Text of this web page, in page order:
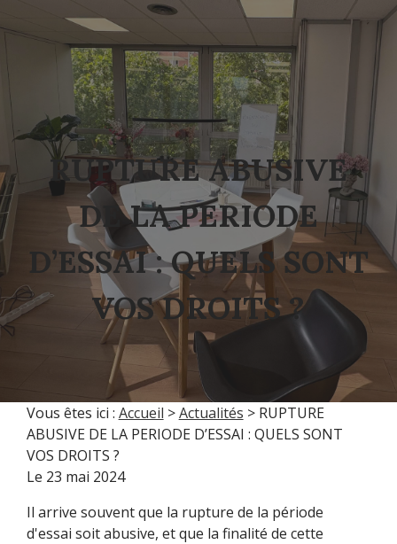
RUPTURE ABUSIVE
DE LA PERIODE
D’ESSAI : QUELS SONT
VOS DROITS ?
Vous êtes ici : Accueil >Actualités > RUPTURE
ABUSIVE DE LA PERIODE D’ESSAI : QUELS SONT
VOS DROITS ?
Le 23 mai 2024
Il arrive souvent que la rupture de la période
d'essai soit abusive, et que la finalité de cette